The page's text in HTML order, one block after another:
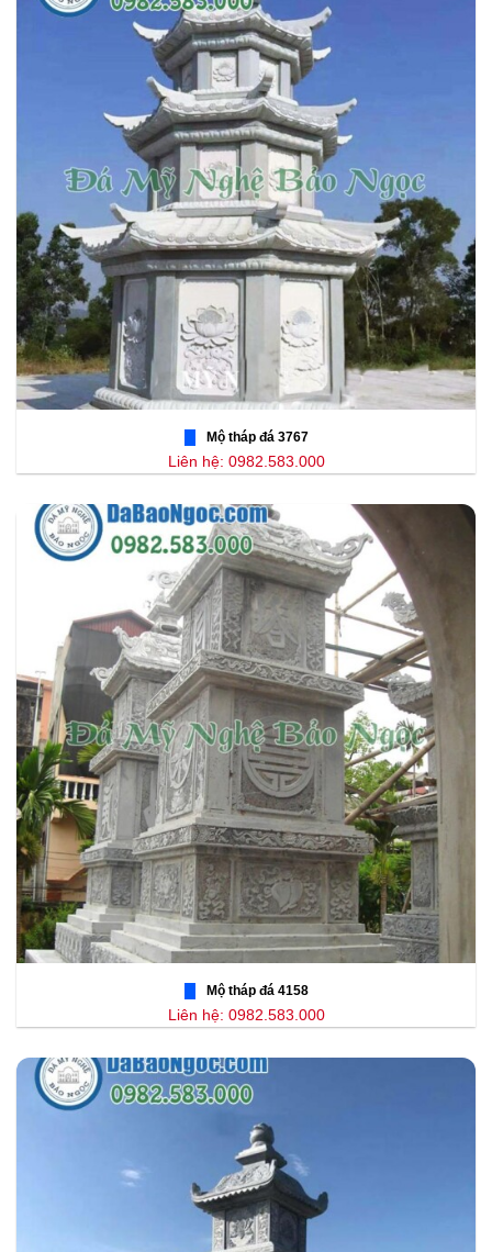
Mộ tháp đá 3767
Liên hệ: 0982.583.000
Mộ tháp đá 4158
Liên hệ: 0982.583.000